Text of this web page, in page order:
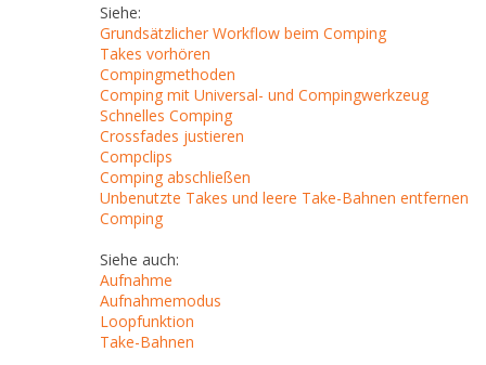
Siehe:
Grundsätzlicher Workflow beim Comping
Takes vorhören
Compingmethoden
Comping mit Universal- und Compingwerkzeug
Schnelles Comping
Crossfades justieren
Compclips
Comping abschließen
Unbenutzte Takes und leere Take-Bahnen entfernen
Comping
Siehe auch:
Aufnahme
Aufnahmemodus
Loopfunktion
Take-Bahnen